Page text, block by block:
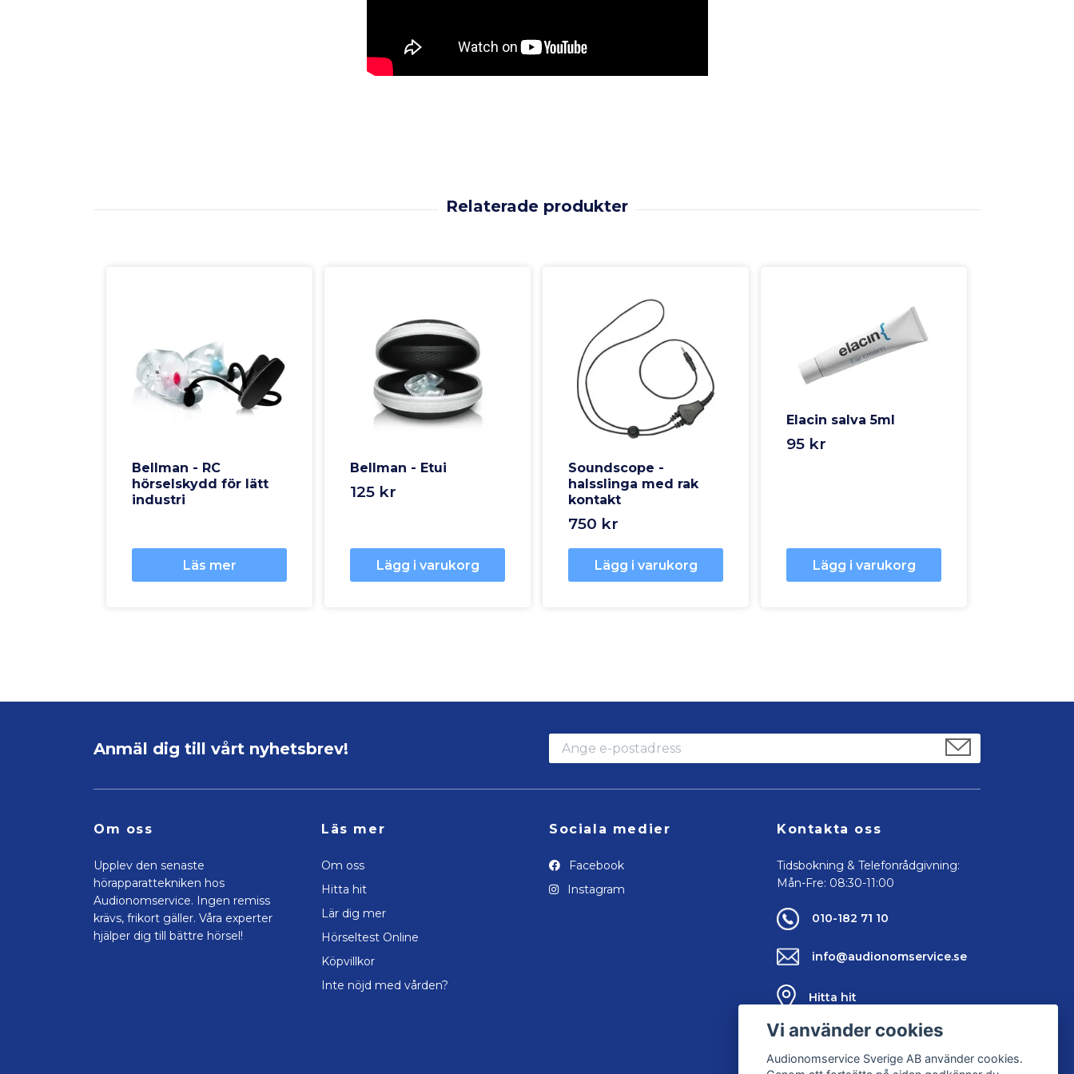
Bellman - RC
hörselskydd för lätt
industri
Läs mer
Bellman - Etui
125 kr
Lägg i varukorg
Soundscope -
halsslinga med rak
kontakt
750 kr
Lägg i varukorg
Elacin salva 5ml
95 kr
Lägg i varukorg
Anmäl dig till vårt nyhetsbrev!
Om oss
Upplev den senaste
hörapparattekniken hos
Audionomservice. Ingen remiss
krävs, frikort gäller. Våra experter
hjälper dig till bättre hörsel!
Läs mer
Om oss
Hitta hit
Lär dig mer
Hörseltest Online
Köpvillkor
Inte nöjd med vården?
Sociala medier
Facebook
Instagram
Kontakta oss
Tidsbokning & Telefonrådgivning:
Mån-Fre: 08:30-11:00
010-182 71 10
info@audionomservice.se
Hitta hit
Vi använder cookies
Audionomservice Sverige AB använder cookies.